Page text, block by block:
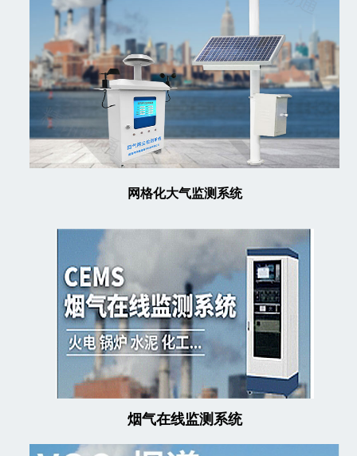
网格化大气监测系统
烟气在线监测系统